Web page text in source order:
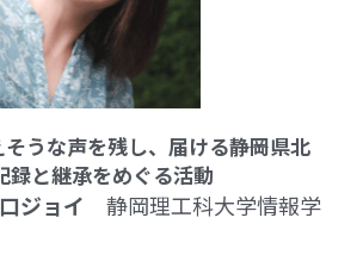
うな声を残し、届ける――静岡県北
録と継承をめぐる活動
ジョイ 静岡理工科大学情報学